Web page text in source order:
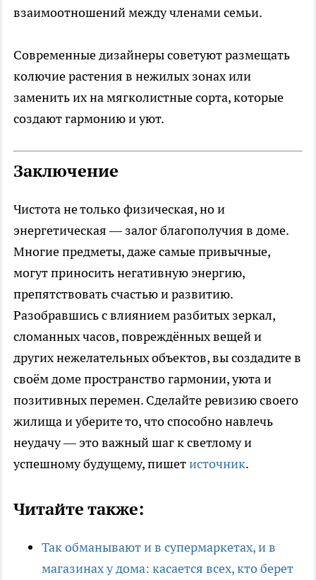
взаимоотношений между членами семьи.
Современные дизайнеры советуют размещать
колючие растения в нежилых зонах или
заменить их на мягколистные сорта, которые
создают гармонию и уют.
Заключение
Чистота не только физическая, но и
энергетическая — залог благополучия в доме.
Многие предметы, даже самые привычные,
могут приносить негативную энергию,
препятствовать счастью и развитию.
Разобравшись с влиянием разбитых зеркал,
сломанных часов, повреждённых вещей и
других нежелательных объектов, вы создадите в
своём доме пространство гармонии, уюта и
позитивных перемен. Сделайте ревизию своего
жилища и уберите то, что способно навлечь
неудачу — это важный шаг к светлому и
успешному будущему, пишетисточник.
Читайте также:
Так обманывают и в супермаркетах, и в
магазинах у дома: касается всех, кто берет